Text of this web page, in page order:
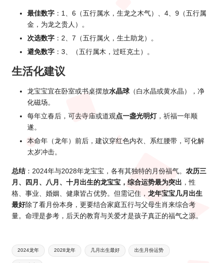
最佳数字 ：1、6（五行属水，生龙之木气）、4、9（五行属
金，为龙之贵人）。
次选数字 ：2、7（五行属火，生土助龙）。
避免数字 ：3、（五行属木，过旺克土）。
生活化建议
龙宝宝宜在卧室或书桌摆放水晶球 （白水晶或黄水晶），净
化磁场。
每年立春后，可去寺庙或道观点一盏光明灯，祈福一年顺
遂。
本命年（龙年）前后，建议穿红色内衣、系红腰带，可化解
太岁冲击。
总结 ：2024年与2028年龙宝宝，各有其独特的月份福气。 农历三
月、四月、八月、十月出生的龙宝宝，综合运势最为突出 ，性
格、事业、婚姻、健康皆占优势。但需记住， 龙年宝宝几月出生
最好除了看月份本身，更要结合家庭五行与父母生肖来综合考
量。命理是参考，后天的教育与关爱才是孩子真正的福气之源。
Tags:
2024龙年 2028龙年 几月出生最好 出生月份运势